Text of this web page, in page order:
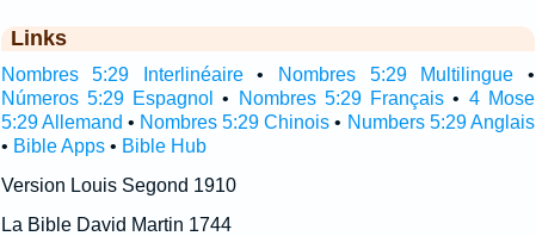
Links
Nombres 5:29 Interlinéaire• Nombres 5:29 Multilingue •
Números 5:29 Espagnol
• Nombres 5:29 Français • 4 Mose
5:29 Allemand • Nombres 5:29 Chinois • Numbers 5:29 Anglais
• Bible Apps• Bible Hub
Version Louis Segond 1910
La Bible David Martin 1744